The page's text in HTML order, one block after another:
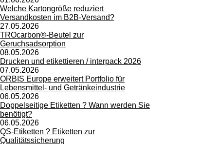
Welche Kartongröße reduziert
Versandkosten im B2B-Versand?
27.05.2026
TROcarbon®-Beutel zur
Geruchsadsorption
08.05.2026
Drucken und etikettieren / interpack 2026
07.05.2026
ORBIS Europe erweitert Portfolio für
Lebensmittel- und Getränkeindustrie
06.05.2026
Doppelseitige Etiketten ? Wann werden Sie
benötigt?
06.05.2026
QS-Etiketten ? Etiketten zur
Qualitätssicherung